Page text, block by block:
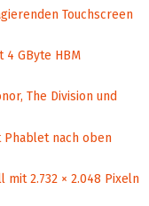
Touchscreen
4 GByte HBM
The Division und
Phablet nach oben
2.732 × 2.048 Pixeln